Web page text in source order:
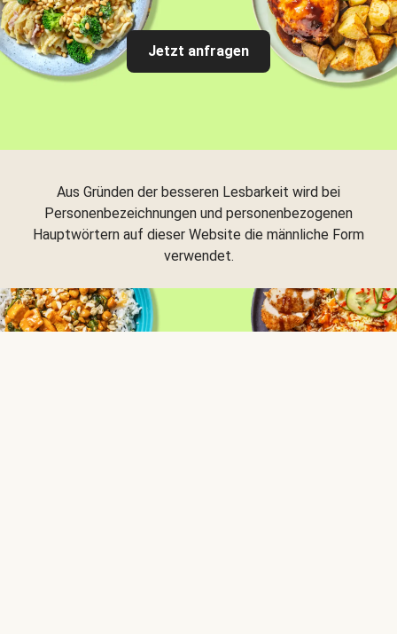
Jetzt anfragen
Aus Gründen der besseren Lesbarkeit wird bei
Personenbezeichnungen und personenbezogenen
Hauptwörtern auf dieser Website die männliche Form
verwendet.